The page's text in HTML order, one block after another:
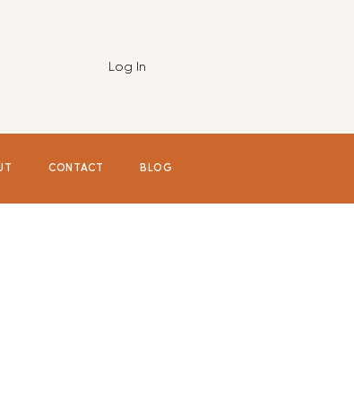
Log In
CONTACT BLOG